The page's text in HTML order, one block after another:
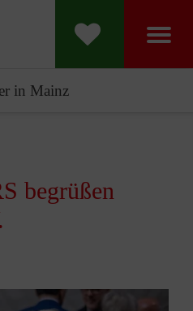
in Mainz
begrüßen